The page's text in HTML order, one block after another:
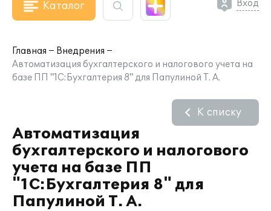
Каталог Вход
Главная
Внедрения
Автоматизация бухгалтерского и налогового учета на
базе ПП "1С:Бухгалтерия 8" для Папулиной Т. А.
Автоматизация
бухгалтерского и налогового
учета на базе ПП
"1С:Бухгалтерия 8" для
Папулиной Т. А.
К списку